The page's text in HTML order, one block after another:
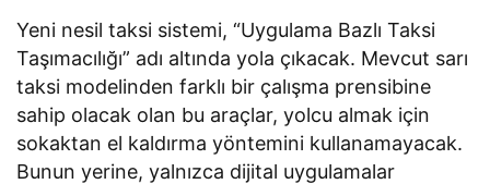
Yeni nesil taksi sistemi, “Uygulama Bazlı Taksi
Taşımacılığı” adı altında yola çıkacak. Mevcut sarı
taksi modelinden farklı bir çalışma prensibine
sahip olacak olan bu araçlar, yolcu almak için
sokaktan el kaldırma yöntemini kullanamayacak.
Bunun yerine, yalnızca dijital uygulamalar